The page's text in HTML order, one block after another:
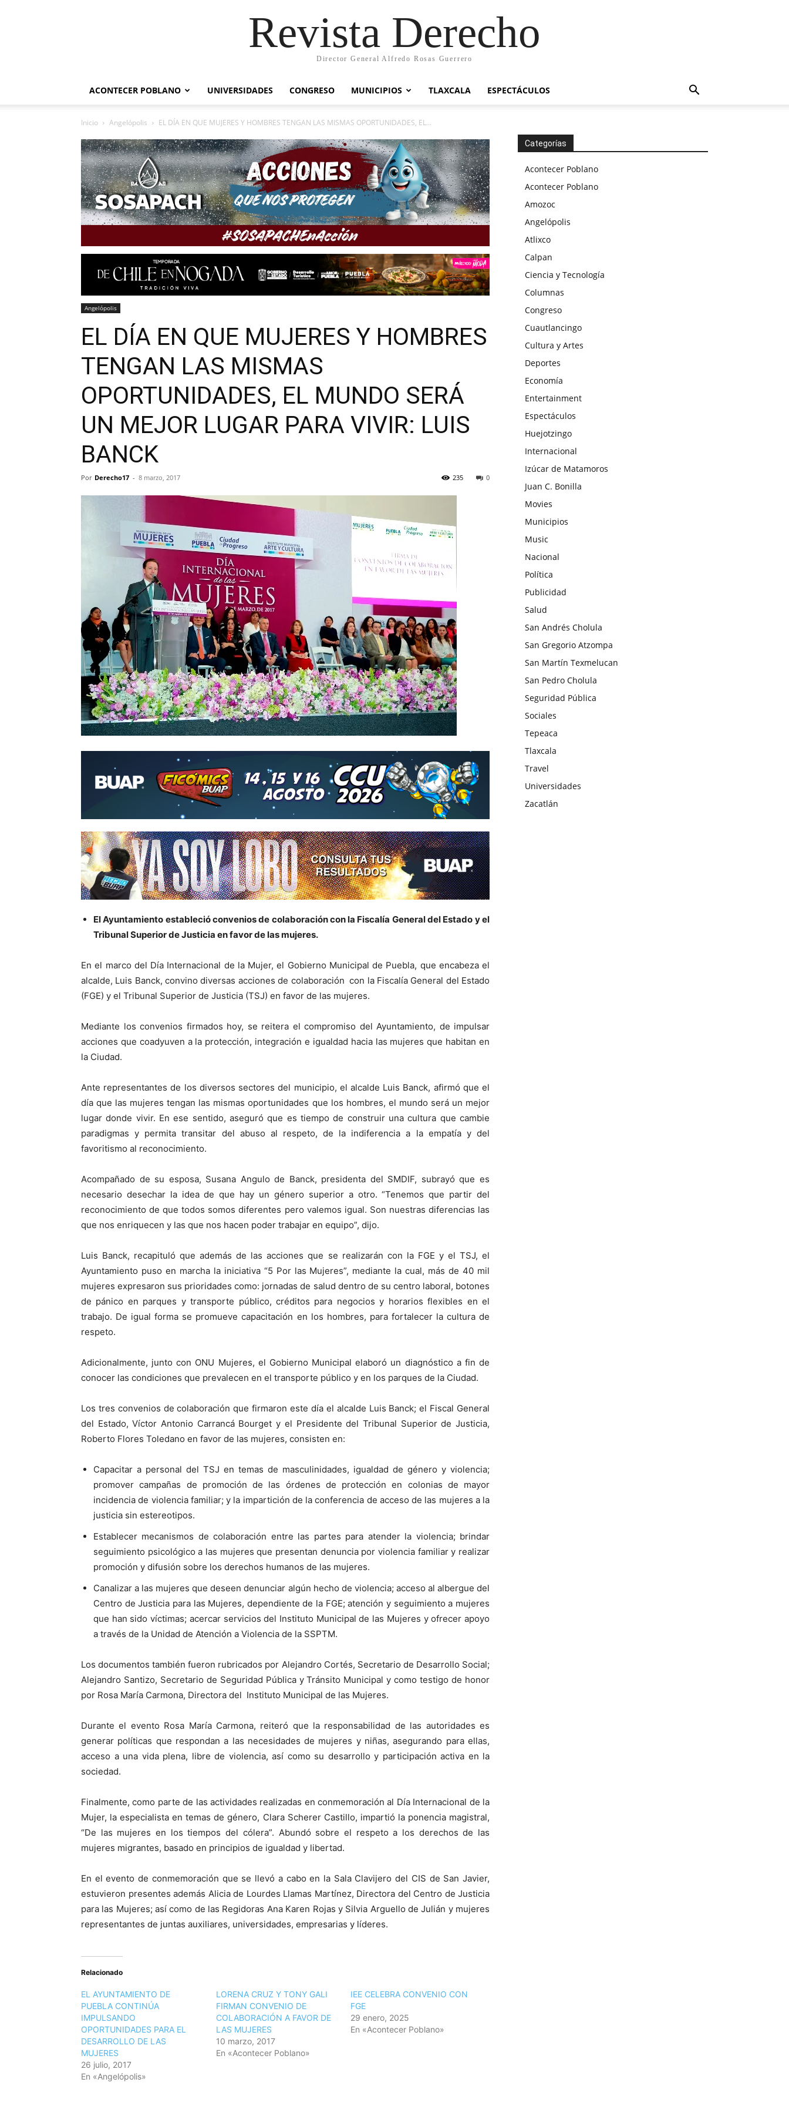
Revista Derecho
Director General Alfredo Rosas Guerrero
ACONTECER POBLANO UNIVERSIDADES CONGRESO MUNICIPIOS TLAXCALA ESPECTÁCULOS
Inicio Angelópolis EL DÍA EN QUE MUJERES Y HOMBRES TENGAN LAS MISMAS OPORTUNIDADES, EL...
Angelópolis
EL DÍA EN QUE MUJERES Y HOMBRES
TENGAN LAS MISMAS
OPORTUNIDADES, EL MUNDO SERÁ
UN MEJOR LUGAR PARA VIVIR: LUIS
BANCK
Por Derecho17 - 8 marzo, 2017 0
235
El Ayuntamiento estableció convenios de colaboración con la Fiscalía General del Estado y el
Tribunal Superior de Justicia en favor de las mujeres.
En el marco del Día Internacional de la Mujer, el Gobierno Municipal de Puebla, que encabeza el
alcalde, Luis Banck, convino diversas acciones de colaboración con la Fiscalía General del Estado
(FGE) y el Tribunal Superior de Justicia (TSJ) en favor de las mujeres.
Mediante los convenios firmados hoy, se reitera el compromiso del Ayuntamiento, de impulsar
acciones que coadyuven a la protección, integración e igualdad hacia las mujeres que habitan en
la Ciudad.
Ante representantes de los diversos sectores del municipio, el alcalde Luis Banck, afirmó que el
día que las mujeres tengan las mismas oportunidades que los hombres, el mundo será un mejor
lugar donde vivir. En ese sentido, aseguró que es tiempo de construir una cultura que cambie
paradigmas y permita transitar del abuso al respeto, de la indiferencia a la empatía y del
favoritismo al reconocimiento.
Acompañado de su esposa, Susana Angulo de Banck, presidenta del SMDIF, subrayó que es
necesario desechar la idea de que hay un género superior a otro. “Tenemos que partir del
reconocimiento de que todos somos diferentes pero valemos igual. Son nuestras diferencias las
que nos enriquecen y las que nos hacen poder trabajar en equipo”, dijo.
Luis Banck, recapituló que además de las acciones que se realizarán con la FGE y el TSJ, el
Ayuntamiento puso en marcha la iniciativa “5 Por las Mujeres”, mediante la cual, más de 40 mil
mujeres expresaron sus prioridades como: jornadas de salud dentro de su centro laboral, botones
de pánico en parques y transporte público, créditos para negocios y horarios flexibles en el
trabajo. De igual forma se promueve capacitación en los hombres, para fortalecer la cultura de
respeto.
Adicionalmente, junto con ONU Mujeres, el Gobierno Municipal elaboró un diagnóstico a fin de
conocer las condiciones que prevalecen en el transporte público y en los parques de la Ciudad.
Los tres convenios de colaboración que firmaron este día el alcalde Luis Banck; el Fiscal General
del Estado, Víctor Antonio Carrancá Bourget y el Presidente del Tribunal Superior de Justicia,
Roberto Flores Toledano en favor de las mujeres, consisten en:
Capacitar a personal del TSJ en temas de masculinidades, igualdad de género y violencia;
promover campañas de promoción de las órdenes de protección en colonias de mayor
incidencia de violencia familiar; y la impartición de la conferencia de acceso de las mujeres a la
justicia sin estereotipos.
Establecer mecanismos de colaboración entre las partes para atender la violencia; brindar
seguimiento psicológico a las mujeres que presentan denuncia por violencia familiar y realizar
promoción y difusión sobre los derechos humanos de las mujeres.
Canalizar a las mujeres que deseen denunciar algún hecho de violencia; acceso al albergue del
Centro de Justicia para las Mujeres, dependiente de la FGE; atención y seguimiento a mujeres
que han sido víctimas; acercar servicios del Instituto Municipal de las Mujeres y ofrecer apoyo
a través de la Unidad de Atención a Violencia de la SSPTM.
Los documentos también fueron rubricados por Alejandro Cortés, Secretario de Desarrollo Social;
Alejandro Santizo, Secretario de Seguridad Pública y Tránsito Municipal y como testigo de honor
por Rosa María Carmona, Directora del Instituto Municipal de las Mujeres.
Durante el evento Rosa María Carmona, reiteró que la responsabilidad de las autoridades es
generar políticas que respondan a las necesidades de mujeres y niñas, asegurando para ellas,
acceso a una vida plena, libre de violencia, así como su desarrollo y participación activa en la
sociedad.
Finalmente, como parte de las actividades realizadas en conmemoración al Día Internacional de la
Mujer, la especialista en temas de género, Clara Scherer Castillo, impartió la ponencia magistral,
“De las mujeres en los tiempos del cólera”. Abundó sobre el respeto a los derechos de las
mujeres migrantes, basado en principios de igualdad y libertad.
En el evento de conmemoración que se llevó a cabo en la Sala Clavijero del CIS de San Javier,
estuvieron presentes además Alicia de Lourdes Llamas Martínez, Directora del Centro de Justicia
para las Mujeres; así como de las Regidoras Ana Karen Rojas y Silvia Arguello de Julián y mujeres
representantes de juntas auxiliares, universidades, empresarias y líderes.
Relacionado
EL AYUNTAMIENTO DE
PUEBLA CONTINÚA
IMPULSANDO
OPORTUNIDADES PARA EL
DESARROLLO DE LAS
MUJERES
26 julio, 2017
En «Angelópolis»
LORENA CRUZ Y TONY GALI
FIRMAN CONVENIO DE
COLABORACIÓN A FAVOR DE
LAS MUJERES
10 marzo, 2017
En «Acontecer Poblano»
IEE CELEBRA CONVENIO CON
FGE
29 enero, 2025
En «Acontecer Poblano»
Categorías
Acontecer Poblano
Acontecer Poblano
Amozoc
Angelópolis
Atlixco
Calpan
Ciencia y Tecnología
Columnas
Congreso
Cuautlancingo
Cultura y Artes
Deportes
Economía
Entertainment
Espectáculos
Huejotzingo
Internacional
Izúcar de Matamoros
Juan C. Bonilla
Movies
Municipios
Music
Nacional
Política
Publicidad
Salud
San Andrés Cholula
San Gregorio Atzompa
San Martín Texmelucan
San Pedro Cholula
Seguridad Pública
Sociales
Tepeaca
Tlaxcala
Travel
Universidades
Zacatlán